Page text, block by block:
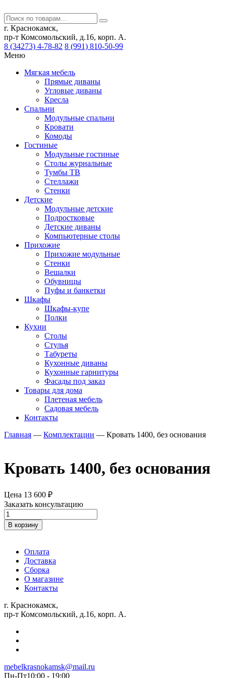
г. Краснокамск,
пр-т Комсомольский, д.16, корп. А.
8 (34273) 4-78-82 8 (991) 810-50-99
Меню
Мягкая мебель
Прямые диваны
Угловые диваны
Кресла
Спальни
Модульные спальни
Кровати
Комоды
Гостиные
Модульные гостиные
Столы журнальные
Тумбы ТВ
Стеллажи
Стенки
Детские
Модульные детские
Подростковые
Детские диваны
Компьютерные столы
Прихожие
Прихожие модульные
Стенки
Вешалки
Обувницы
Пуфы и банкетки
Шкафы
Шкафы-купе
Полки
Кухни
Столы
Стулья
Табуреты
Кухонные диваны
Кухонные гарнитуры
Фасады под заказ
Товары для дома
Плетеная мебель
Садовая мебель
Контакты
Главная — Комплектации — Кровать 1400, без основания
Кровать 1400, без основания
Цена 13 600 ₽
Заказать консультацию
Количество
товара
Кровать
основания
В корзину
Оплата
Доставка
Сборка
О магазине
Контакты
г. Краснокамск,
пр-т Комсомольский, д.16, корп. А.
mebelkrasnokamsk@mail.ru
Пн-Пт10:00 - 19:00